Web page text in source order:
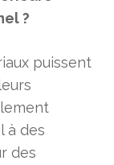
?
puissent
à des
des